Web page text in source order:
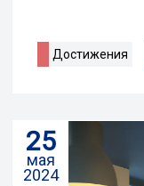
Достижения
25
мая
2024